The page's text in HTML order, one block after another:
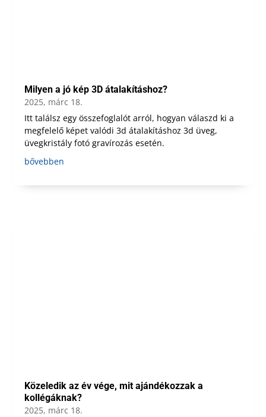
Milyen a jó kép 3D átalakításhoz?
2025, márc 18.
Itt találsz egy összefoglalót arról, hogyan válaszd ki a
megfelelő képet valódi 3d átalakításhoz 3d üveg,
üvegkristály fotó gravírozás esetén.
bővebben
Közeledik az év vége, mit ajándékozzak a
kollégáknak?
2025, márc 18.